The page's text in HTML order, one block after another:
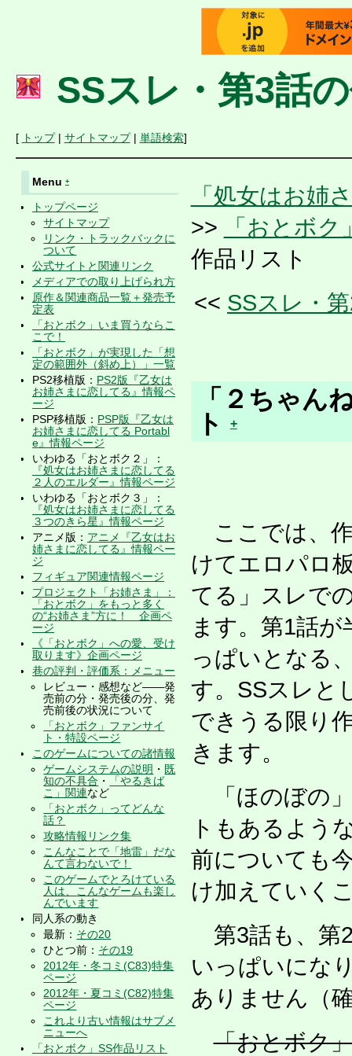
SSスレ・第3話
[ トップ| サイトマップ| 単語検索]
Menu +
トップページ
サイトマップ
リンク・トラックバックに
ついて
公式サイトと関連リンク
メディアでの取り上げられ方
原作＆関連商品一覧＋発売予
定表
「おとボク」いま買うならこ
こで！
「おとボク」が実現した「想
定の範囲外（斜め上）」一覧
PS2移植版： PS2版『乙女は
お姉さまに恋してる』情報ペ
ージ
PSP移植版： PSP版『乙女は
お姉さまに恋してる Portabl
e』情報ページ
いわゆる「おとボク２」：
『処女はお姉さまに恋してる
２人のエルダー』情報ページ
いわゆる「おとボク３」：
『処女はお姉さまに恋してる
３つのきら星』情報ページ
アニメ版： アニメ『乙女はお
姉さまに恋してる』情報ペー
ジ
フィギュア関連情報ページ
プロジェクト「お姉さま」：
「おとボク」をもっと多く
の“お姉さま”方に！ 企画ペ
ージ
《「おとボク」への愛、受け
取ります》企画ページ
巷の評判・評価系：メニュー
レビュー・感想など――発
売前の分・発売後の分、発
売前後の状況について
「おとボク」ファンサイ
ト・特設ページ
このゲームについての諸情報
ゲームシステムの説明 ・ 既
知の不具合 ・
「やるきば
こ」関連など
「おとボク」ってどんな
話？
攻略情報リンク集
こんなことで「地雷」だな
んて言わないで！
このゲームでとろけている
人は、こんなゲームも楽し
んでいます
同人系の動き
最新： その20
ひとつ前： その19
2012年・冬コミ(C83)特集
ページ
2012年・夏コミ(C82)特集
ページ
これより古い情報はサブメ
ニューへ
「おとボク」SS作品リスト
「処女はお姉
>>
「おとボ
作品リスト
<< SSスレ・
「２ちゃん
ト+
ここでは、
けてエロパロ
てる」スレで
ます。第1話
っぱいとなる
す。SSスレと
できうる限り
きます。
「ほのぼの
トもあるよう
前についても
け加えていく
第3話も、第
いっぱいにな
ありません（
「おとボク